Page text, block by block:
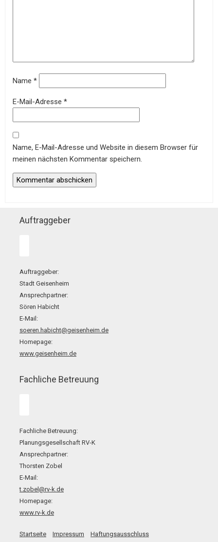
Name *
E-Mail-Adresse *
Name, E-Mail-Adresse und Website in diesem Browser für
meinen nächsten Kommentar speichern.
Auftraggeber
Auftraggeber:
Stadt Geisenheim
Ansprechpartner:
Sören Habicht
E-Mail:
soeren.habicht@geisenheim.de
Homepage:
www.geisenheim.de
Fachliche Betreuung
Fachliche Betreuung:
Planungsgesellschaft RV-K
Ansprechpartner:
Thorsten Zobel
E-Mail:
t.zobel@rv-k.de
Homepage:
www.rv-k.de
Startseite Impressum Haftungsausschluss